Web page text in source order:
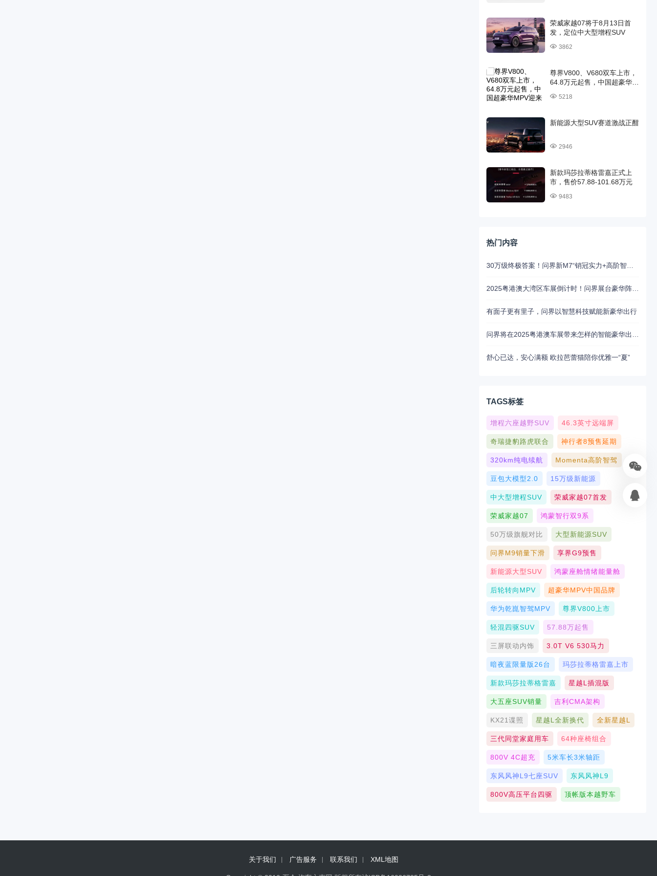
荣威家越07将于8月13日首
发，定位中大型增程SUV
3862
尊界V800、V680双车上市，
64.8万元起售，中国超豪华
5218
新能源大型SUV赛道激战正酣
2946
新款玛莎拉蒂格雷嘉正式上
市，售价57.88-101.68万元
9483
热门内容
2025粤港澳大湾区车展倒计时！问界展台豪华阵容抢先揭秘
有面子更有里子，问界以智慧科技赋能新豪华出行
舒心已达，安心满额 欧拉芭蕾猫陪你优雅一“夏”
TAGS标签
增程六座越野SUV 46.3英寸远端屏
奇瑞捷豹路虎联合 神行者8预售延期
320km纯电续航 Momenta高阶智驾
豆包大模型2.0 15万级新能源
中大型增程SUV 荣威家越07首发
荣威家越07 鸿蒙智行双9系
50万级旗舰对比 大型新能源SUV
问界M9销量下滑 享界G9预售
新能源大型SUV 鸿蒙座舱情绪能量舱
后轮转向MPV 超豪华MPV中国品牌
华为乾崑智驾MPV 尊界V800上市
轻混四驱SUV 57.88万起售
三屏联动内饰 3.0T V6 530马力
暗夜蓝限量版26台 玛莎拉蒂格雷嘉上市
新款玛莎拉蒂格雷嘉 星越L插混版
大五座SUV销量 吉利CMA架构
KX21谍照 星越L全新换代 全新星越L
三代同堂家庭用车 64种座椅组合
800V 4C超充 5米车长3米轴距
东风风神L9七座SUV 东风风神L9
800V高压平台四驱 顶帐版本越野车
关于我们 广告服务 联系我们 XML地图